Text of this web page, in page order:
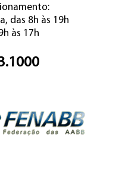
das 8h às 19h
às 17h